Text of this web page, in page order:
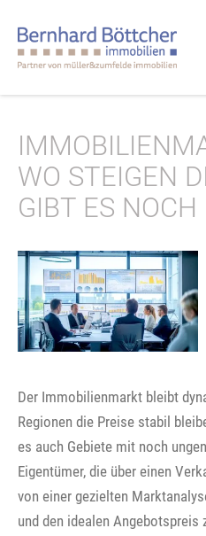
WO STEIGEN
GIBT ES
Der Immobilienmarkt bleibt
Regionen die Preise stabil
es auch Gebiete mit noch
Eigentümer, die über einen
von einer gezielten
und den idealen